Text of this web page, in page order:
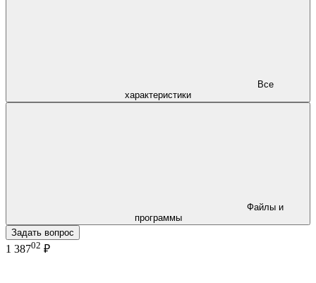
характеристики
программы
Задать вопрос
1 38702 ₽